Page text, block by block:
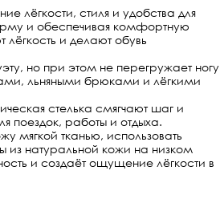
лёгкости, стиля и удобства для
и обеспечивая комфортную
и делают обувь
но при этом не перегружает ногу
льняными брюками и лёгкими
стелька смягчают шаг и
поездок, работы и отдыха.
мягкой тканью, использовать
натуральной кожи на низком
и создаёт ощущение лёгкости в